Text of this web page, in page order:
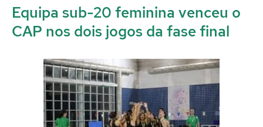
Equipa sub-20 feminina venceu o
CAP nos dois jogos da fase final